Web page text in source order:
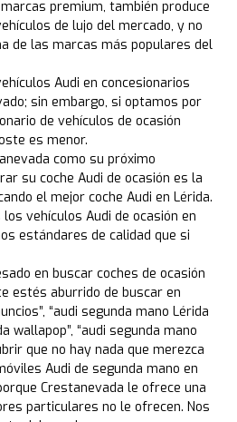
premium, también produce
de lujo del mercado, y no
de las marcas más populares del
Audi en concesionarios
sin embargo, si optamos por
de vehículos de ocasión
es menor.
como su próximo
su coche Audi de ocasión es la
el mejor coche Audi en Lérida.
vehículos Audi de ocasión en
estándares de calidad que si
en buscar coches de ocasión
estés aburrido de buscar en
“audi segunda mano Lérida
wallapop”, “audi segunda mano
que no hay nada que merezca
Audi de segunda mano en
Crestanevada le ofrece una
particulares no le ofrecen. Nos